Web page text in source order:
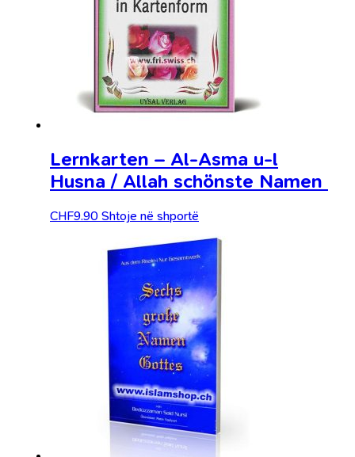
Lernkarten – Al-Asma u-l
Husna / Allah schönste Namen
CHF9.90 Shtoje në shportë